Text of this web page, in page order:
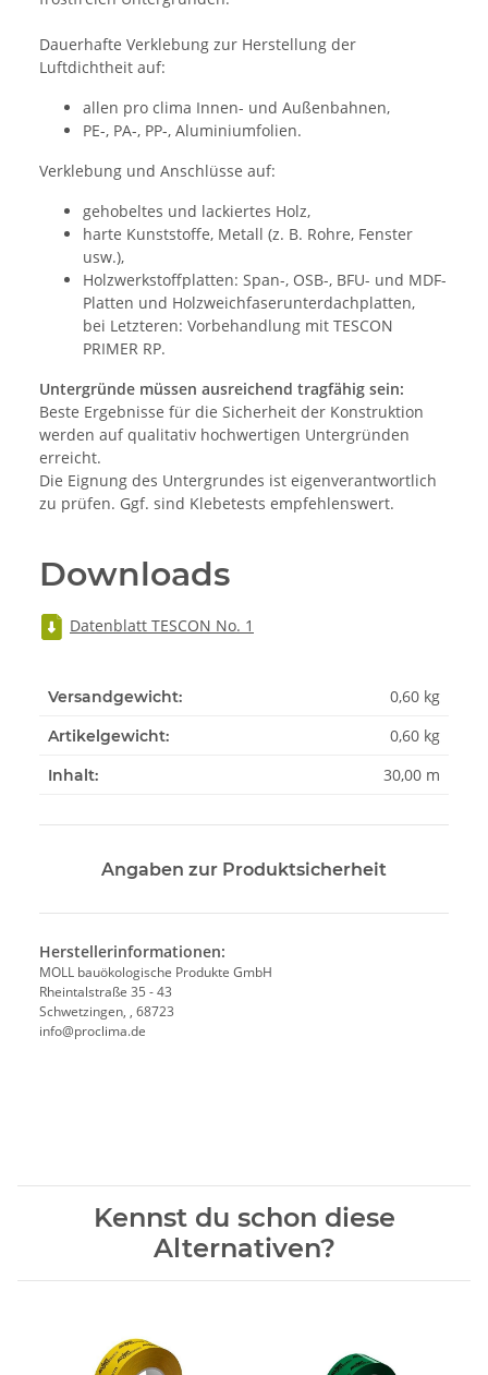
Dauerhafte Verklebung zur Herstellung der
Luftdichtheit auf:
allen pro clima Innen- und Außenbahnen,
PE-, PA-, PP-, Aluminiumfolien.
Verklebung und Anschlüsse auf:
gehobeltes und lackiertes Holz,
harte Kunststoffe, Metall (z. B. Rohre, Fenster
usw.),
Holzwerkstoffplatten: Span-, OSB-, BFU- und MDF-
Platten und Holzweichfaserunterdachplatten,
bei Letzteren: Vorbehandlung mit TESCON
PRIMER RP.
Untergründe müssen ausreichend tragfähig sein:
Beste Ergebnisse für die Sicherheit der Konstruktion
werden auf qualitativ hochwertigen Untergründen
erreicht.
Die Eignung des Untergrundes ist eigenverantwortlich
zu prüfen. Ggf. sind Klebetests empfehlenswert.
Downloads
Datenblatt TESCON No. 1
Versandgewicht: 0,60 kg
Artikelgewicht: 0,60 kg
Inhalt: 30,00 m
Angaben zur Produktsicherheit
Herstellerinformationen:
MOLL bauökologische Produkte GmbH
Rheintalstraße 35 - 43
Schwetzingen, , 68723
info@proclima.de
Kennst du schon diese
Alternativen?